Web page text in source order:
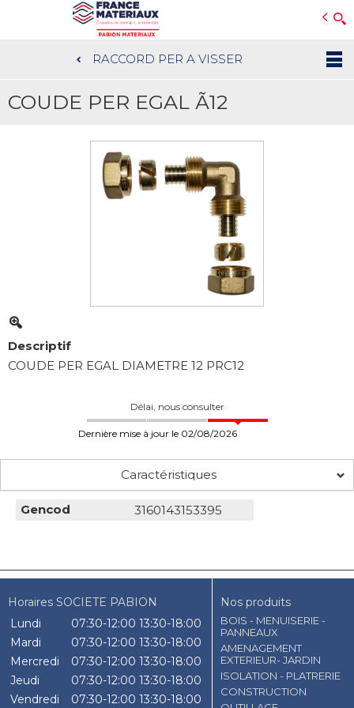
au
contenu
RACCORD PER A VISSER
COUDE PER EGAL Ã12
Descriptif
COUDE PER EGAL DIAMETRE 12 PRC12
Délai, nous consulter
Dernière mise à jour le 02/08/2026
Caractéristiques
Gencod 3160143153395
Horaires SOCIETE PABION
Lundi
07:30-12:00 13:30-18:00
Mardi
07:30-12:00 13:30-18:00
Mercredi
07:30-12:00 13:30-18:00
Jeudi
07:30-12:00 13:30-18:00
Vendredi
07:30-12:00 13:30-18:00
Nos produits
BOIS - MENUISERIE -
PANNEAUX
AMENAGEMENT
EXTERIEUR- JARDIN
ISOLATION - PLATRERIE
CONSTRUCTION